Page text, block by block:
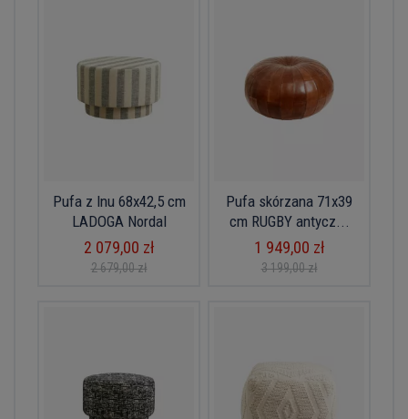
Pufa z lnu 68x42,5 cm
LADOGA Nordal
2 079,00 zł
2 679,00 zł
Pufa skórzana 71x39
cm RUGBY antycz...
1 949,00 zł
3 199,00 zł